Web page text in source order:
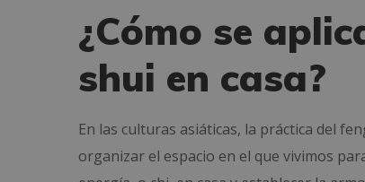
¿Cómo se
shui en casa?
En las culturas asiáticas, la práctica del
organizar el espacio en el que vivimos